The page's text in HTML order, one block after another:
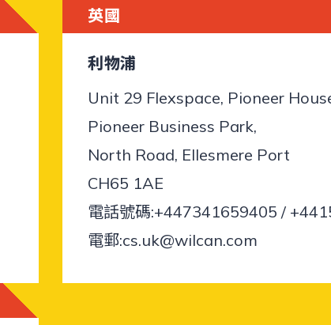
​英國
利物浦
Unit 29 Flexspace, Pioneer
Pioneer Business Park,
North Road, Ellesmere Port
CH65 1AE
電話號碼:+447341659405 /
電郵:cs.uk@wilcan.com